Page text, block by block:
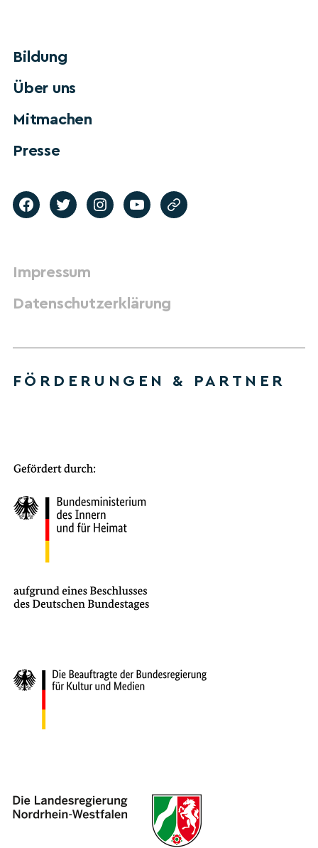
Bildung
Über uns
Mitmachen
Presse
Impressum
Datenschutzerklärung
FÖRDERUNGEN & PARTNER